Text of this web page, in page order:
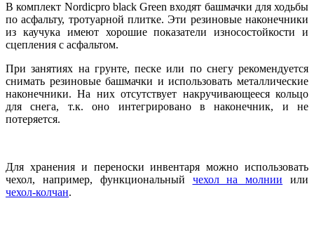
В комплект Nordicpro black Green входят башмачки для ходьбы
по асфальту, тротуарной плитке. Эти резиновые наконечники
из каучука имеют хорошие показатели износостойкости и
сцепления с асфальтом.
При занятиях на грунте, песке или по снегу рекомендуется
снимать резиновые башмачки и использовать металлические
наконечники. На них отсутствует накручивающееся кольцо
для снега, т.к. оно интегрировано в наконечник, и не
потеряется.
Для хранения и переноски инвентаря можно использовать
чехол, например, функциональный чехол на молнии или
чехол-колчан.